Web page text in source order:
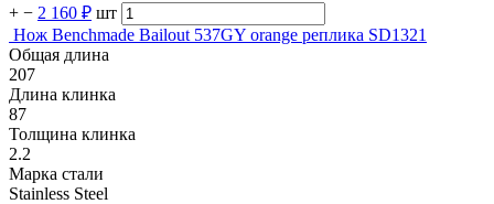
+ − 2 160 ₽ шт
Нож Benchmade Bailout 537GY orange реплика SD1321
Общая длина
207
Длина клинка
87
Толщина клинка
2.2
Марка стали
Stainless Steel